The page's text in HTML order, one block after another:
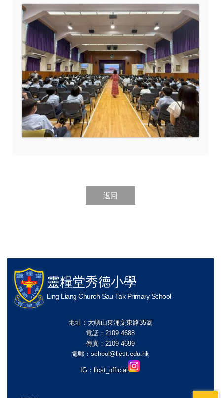
返回
靈糧堂秀德小學
Ling Liang Church Sau Tak Primary School
地址：大嶼山東涌文東路35號
電話：2109 4688
傳真：2109 4699
電郵：school@llcst.edu.hk
IG：llcst_official